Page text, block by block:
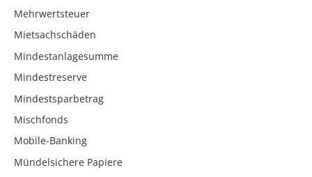
Mehrwertsteuer
Mietsachschäden
Mindestanlagesumme
Mindestreserve
Mindestsparbetrag
Mischfonds
Mobile-Banking
Mündelsichere Papiere